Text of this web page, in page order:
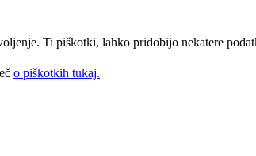
Ti piškotki, lahko pridobijo nekatere
o piškotkih tukaj.